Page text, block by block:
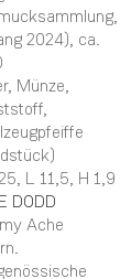
2024), ca.
Münze,
L 11,5, H 1,9
DODD
Ache